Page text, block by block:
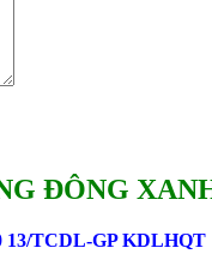
ĐÔNG
13/TCDL-GP KDLHQT